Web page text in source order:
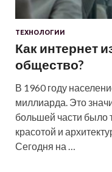
ТЕХНОЛОГИИ
Как интернет
общество?
В 1960 году
миллиарда. Это
большей части было
красотой и
Сегодня на …